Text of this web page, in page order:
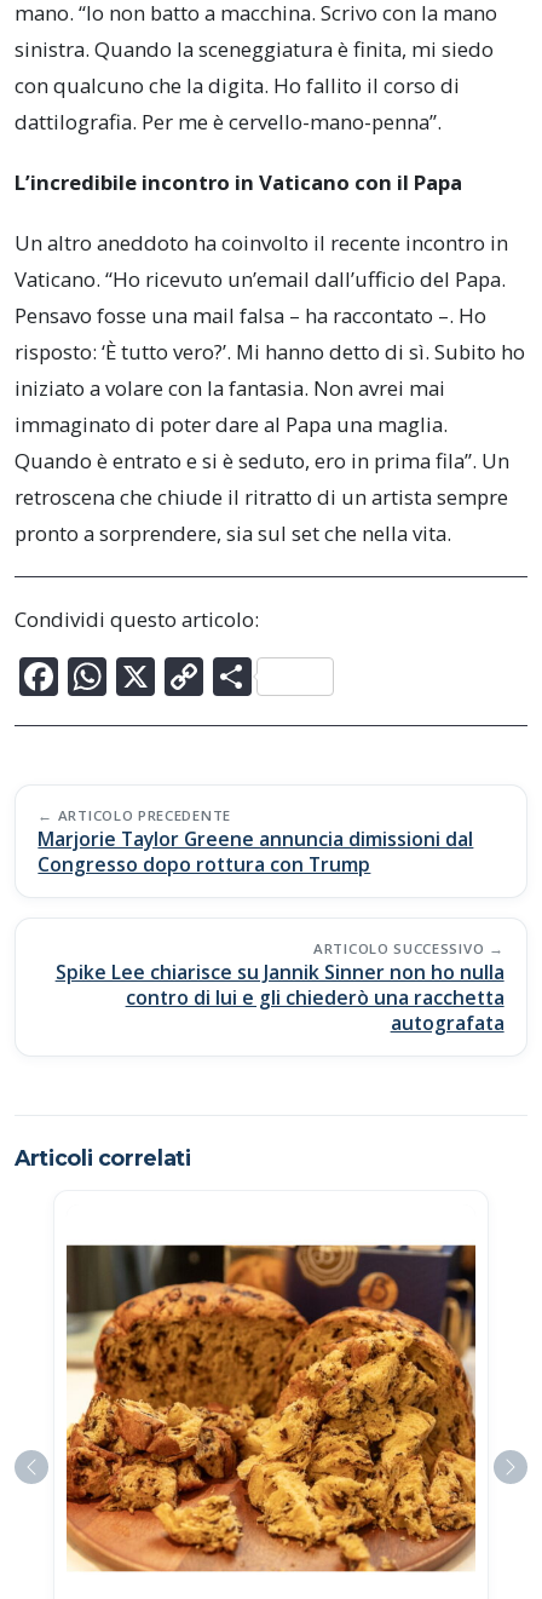
mano. “Io non batto a macchina. Scrivo con la mano
sinistra. Quando la sceneggiatura è finita, mi siedo
con qualcuno che la digita. Ho fallito il corso di
dattilografia. Per me è cervello-mano-penna”.
L’incredibile incontro in Vaticano con il Papa
Un altro aneddoto ha coinvolto il recente incontro in
Vaticano. “Ho ricevuto un’email dall’ufficio del Papa.
Pensavo fosse una mail falsa – ha raccontato –. Ho
risposto: ‘È tutto vero?’. Mi hanno detto di sì. Subito ho
iniziato a volare con la fantasia. Non avrei mai
immaginato di poter dare al Papa una maglia.
Quando è entrato e si è seduto, ero in prima fila”. Un
retroscena che chiude il ritratto di un artista sempre
pronto a sorprendere, sia sul set che nella vita.
Condividi questo articolo:
F
ac
b
o
o
k
W
h
s
A
p
p
X C
o
y
Li
n
k
C
o
di
vi
di
Post
navigation
ARTICOLO PRECEDENTE
Marjorie Taylor Greene annuncia dimissioni dal
Congresso dopo rottura con Trump
ARTICOLO SUCCESSIVO
Spike Lee chiarisce su Jannik Sinner non ho nulla
contro di lui e gli chiederò una racchetta
autografata
Articoli correlati